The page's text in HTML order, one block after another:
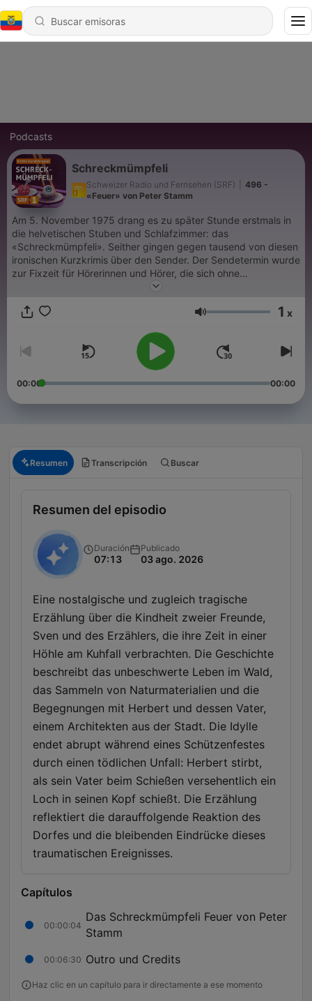
Podcasts
Schreckmümpfeli
Schweizer Radio und Fernsehen (SRF)
496 -
«Feuer» von Peter Stamm
Am 5. November 1975 drang es zu später Stunde erstmals in
die helvetischen Stuben und Schlafzimmer: das
«Schreckmümpfeli». Seither gingen gegen tausend von diesen
ironischen Kurzkrimis über den Sender. Der Sendetermin wurde
zur Fixzeit für Hörerinnen und Hörer, die sich ohne
beschleunigten Puls und Kribbeln im Bauch nicht mehr unter
wurde bald Kult und ist bis heute lebendig und attraktiv
Volumen 1 x
00:00 00:00
Resumen Transcripción Buscar
Resumen del episodio
Duración
07:13
Publicado
03 ago. 2026
Eine nostalgische und zugleich tragische
Erzählung über die Kindheit zweier Freunde,
Sven und des Erzählers, die ihre Zeit in einer
Höhle am Kuhfall verbrachten. Die Geschichte
beschreibt das unbeschwerte Leben im Wald,
das Sammeln von Naturmaterialien und die
Begegnungen mit Herbert und dessen Vater,
einem Architekten aus der Stadt. Die Idylle
endet abrupt während eines Schützenfestes
durch einen tödlichen Unfall: Herbert stirbt,
als sein Vater beim Schießen versehentlich ein
Loch in seinen Kopf schießt. Die Erzählung
reflektiert die darauffolgende Reaktion des
Dorfes und die bleibenden Eindrücke dieses
traumatischen Ereignisses.
Capítulos
00:00:04
Das Schreckmümpfeli Feuer von Peter
Stamm
00:06:30 Outro und Credits
Haz clic en un capítulo para ir directamente a ese momento